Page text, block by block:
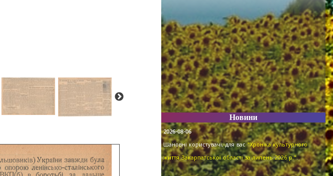
Новини
2026-08-06
Шановні користувачі, для вас"Хроніка культурного
життя Закарпатської області за липень 2026 р.".